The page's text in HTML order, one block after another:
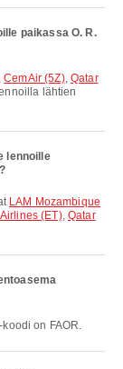
paikassa O. R.
CemAir (5Z), Qatar
lähtien
lennoille
LAM Mozambique
(ET), Qatar
on FAOR.